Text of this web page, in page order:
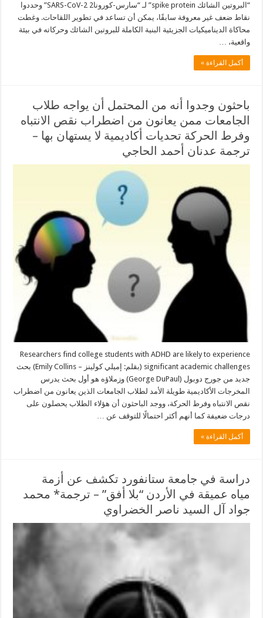
“البروتين الشائك spike protein” لـ “سارس-كورونا2 SARS-CoV-2” وحددوا
نقاط ضعف غير معروفة سابقًا، يمكن أن تساعد في تطوير اللقاحات. وغطت
محاكاة الديناميكيات الجزيئية البنية الكاملة للبروتين الشائك وحركاته في بيئة
واقعية، …
أكمل القراءة »
باحثون وجدوا أنه من المحتمل أن يواجه طلاب
الجامعات ممن يعانون من اضطراب نقص الانتباه
وفرط الحركة تحديات أكاديمية لا يستهان بها –
ترجمة عدنان أحمد الحاجي
Researchers find college students with ADHD are likely to experience
significant academic challenges (بقلم: إميلي كولينز – Emily Collins) بحث
جديد من جورج دوبول (George DuPaul) وزملاؤه هو أول بحث يدرس
المخرجات الأكاديمية طويلة الأمد لطلاب الجامعات الذين يعانون من اضطراب
نقص الانتباه وفرط الحركة، ووجد الباحثون أن هؤلاء الطلاب يحصلون على
درجات ضعيفة كما أنهم أكثر احتمالًا للتوقف عن …
أكمل القراءة »
دراسة في جامعة ستانفورد تكشف عن أزمة
مياه عميقة في الأردن “بلا أفق” – ترجمة* محمد
جواد آل السيد ناصر الخضراوي